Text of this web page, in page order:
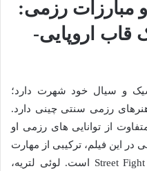
رزمی:
اروپایی-
و سیال خود شهرت دارد؛
رزمی سنتی چینی دارد.
از توانایی های رزمی او
این فیلم، ترکیبی از مهارت
های سنتی و خشونت واقع گرایانه Street Fight است. لوئی لتریه،